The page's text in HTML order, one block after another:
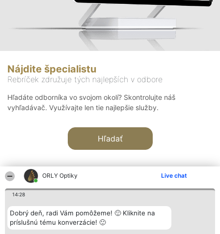
ORLY Optiky Live chat
14:28
Dobrý deň, radi Vám pomôžeme! 🙂 Kliknite na
príslušnú tému konverzácie! 🙂
Nájdite špecialistu
Rebríček združuje tých najlepších v odbore
Hľadáte odborníka vo svojom okolí? Skontrolujte náš
vyhľadávač. Využívajte len tie najlepšie služby.
Hľadať
Organizátor hodnotenia
Bright Side Solutions sp. z o.
o. sp. k.
Hodnotenie
Laureáti
Lista
Kontakt
Kontakt